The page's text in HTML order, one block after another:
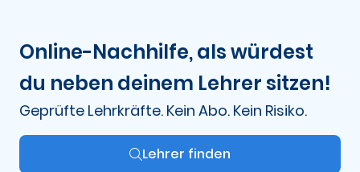
Online-Nachhilfe, als würdest
du neben deinem Lehrer sitzen!
Geprüfte Lehrkräfte. Kein Abo. Kein Risiko.
Lehrer finden